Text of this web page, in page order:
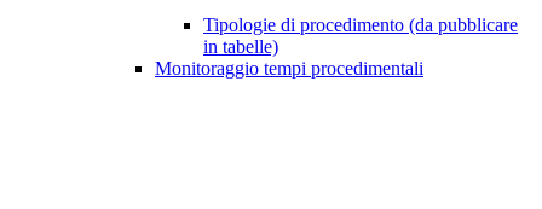
Tipologie di procedimento (da pubblicare
in tabelle)
Monitoraggio tempi procedimentali